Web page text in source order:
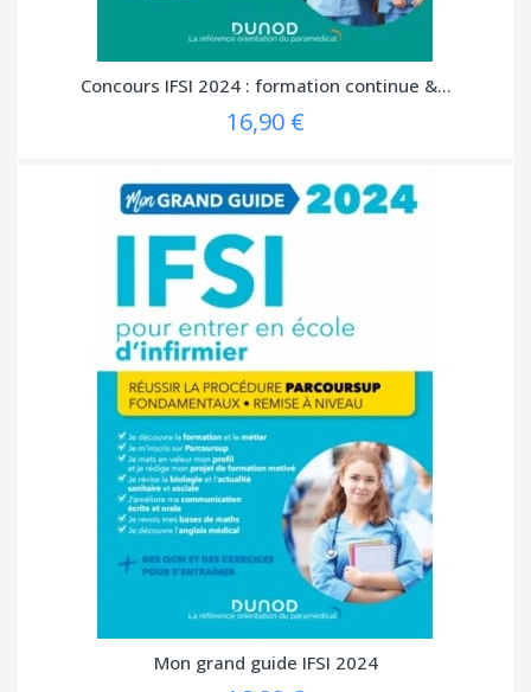
Concours IFSI 2024 : formation continue &...
16,90 €
Mon grand guide IFSI 2024